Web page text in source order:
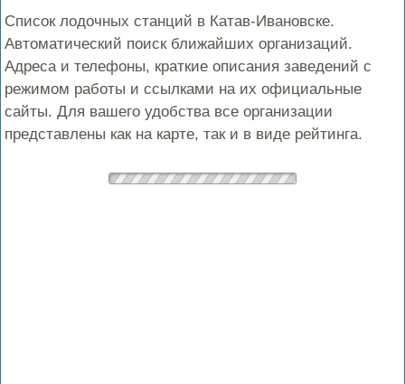
Список лодочных станций в Катав-Ивановске.
Автоматический поиск ближайших организаций.
Адреса и телефоны, краткие описания заведений с
режимом работы и ссылками на их официальные
сайты. Для вашего удобства все организации
представлены как на карте, так и в виде рейтинга.